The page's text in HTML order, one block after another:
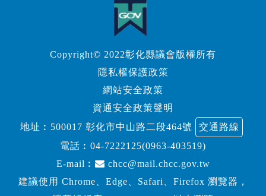
Copyright© 2022彰化縣議會版權所有
隱私權保護政策
網站安全政策
資通安全政策聲明
地址︰500017 彰化市中山路二段464號
交通路線
電話︰ 04-7222125(0963-403519)
E-mail︰
chcc@mail.chcc.gov.tw
建議使用 Chrome、Edge、Safari、Firefox 瀏覽器，